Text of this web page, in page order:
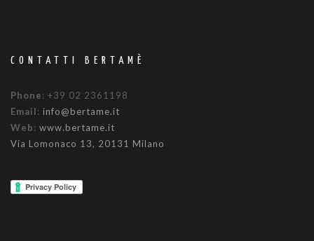
CONTATTI BERTAMÈ
Phone: +39 02 2361198
Email: info@bertame.it
Web: www.bertame.it
Via Lomonaco 13, 20131 Milano